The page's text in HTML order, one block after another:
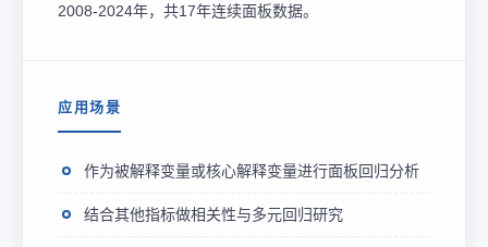
2008-2024年，共17年连续面板数据。
应用场景
作为被解释变量或核心解释变量进行面板回归分析
结合其他指标做相关性与多元回归研究